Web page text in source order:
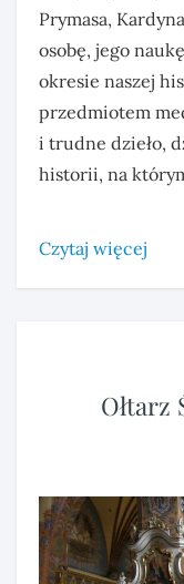
Prymasa,
osobę, jego
okresie naszej
przedmiotem
i trudne dzieło,
historii, na
Czytaj więcej
Ołtarz